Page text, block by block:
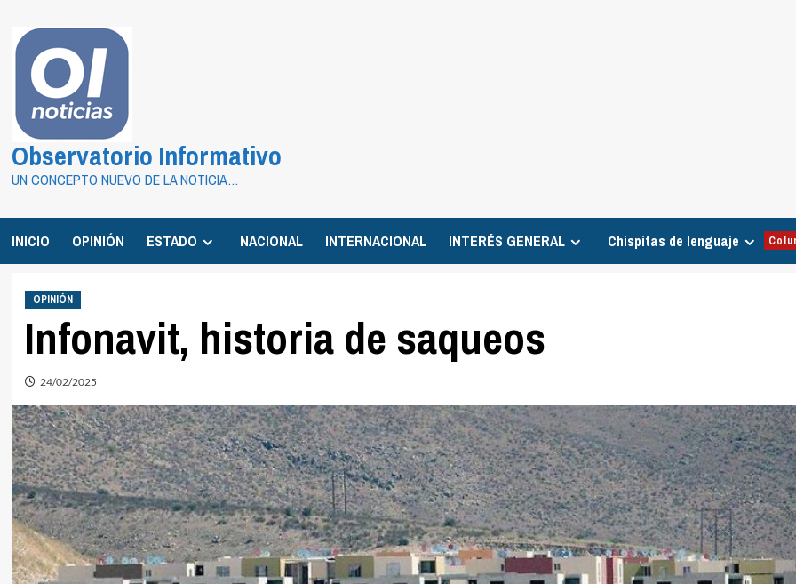
contenido
Observatorio Informativo
UN CONCEPTO NUEVO DE LA NOTICIA…
INICIO OPINIÓN ESTADO NACIONAL INTERNACIONAL INTERÉS GENERAL Chispitas de lenguaje
OPINIÓN
Infonavit, historia de saqueos
24/02/2025